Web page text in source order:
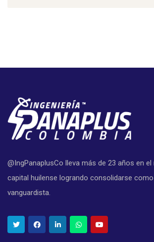
@IngPanaplusCo lleva más de 23 años en
capital huilense logrando consolidarse
vanguardista.